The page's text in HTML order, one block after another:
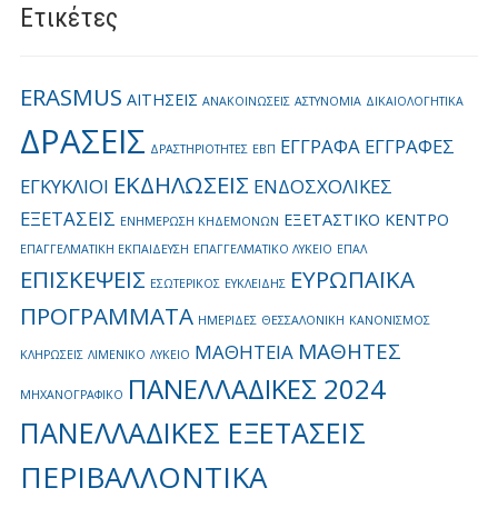
Ετικέτες
ERASMUS ΑΙΤΗΣΕΙΣ ΑΝΑΚΟΙΝΩΣΕΙΣ ΑΣΤΥΝΟΜΙΑ ΔΙΚΑΙΟΛΟΓΗΤΙΚΑ
ΔΡΑΣΕΙΣ ΔΡΑΣΤΗΡΙΟΤΗΤΕΣ ΕΒΠ ΕΓΓΡΑΦΑ ΕΓΓΡΑΦΕΣ
ΕΓΚΥΚΛΙΟΙ ΕΚΔΗΛΩΣΕΙΣ ΕΝΔΟΣΧΟΛΙΚΕΣ
ΕΞΕΤΑΣΕΙΣ ΕΝΗΜΕΡΩΣΗ ΚΗΔΕΜΟΝΩΝ ΕΞΕΤΑΣΤΙΚΟ ΚΕΝΤΡΟ
ΕΠΑΓΓΕΛΜΑΤΙΚΗ ΕΚΠΑΙΔΕΥΣΗ ΕΠΑΓΓΕΛΜΑΤΙΚΟ ΛΥΚΕΙΟ ΕΠΑΛ
ΕΠΙΣΚΕΨΕΙΣ ΕΣΩΤΕΡΙΚΟΣ ΕΥΚΛΕΙΔΗΣ ΕΥΡΩΠΑΪΚΑ
ΠΡΟΓΡΑΜΜΑΤΑ ΗΜΕΡΙΔΕΣ ΘΕΣΣΑΛΟΝΙΚΗ ΚΑΝΟΝΙΣΜΟΣ
ΚΛΗΡΩΣΕΙΣ ΛΙΜΕΝΙΚΟ ΛΥΚΕΙΟ ΜΑΘΗΤΕΙΑ ΜΑΘΗΤΕΣ
ΜΗΧΑΝΟΓΡΑΦΙΚΟ ΠΑΝΕΛΛΑΔΙΚΕΣ 2024
ΠΑΝΕΛΛΑΔΙΚΕΣ ΕΞΕΤΑΣΕΙΣ
ΠΕΡΙΒΑΛΛΟΝΤΙΚΑ